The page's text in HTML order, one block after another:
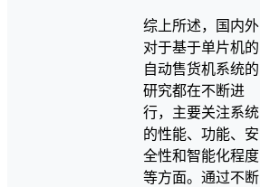
综上所述，国内外
对于基于单片机的
自动售货机系统的
研究都在不断进
行，主要关注系统
的性能、功能、安
全性和智能化程度
等方面。通过不断